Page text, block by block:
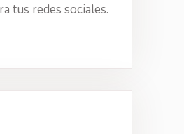
tus redes sociales.